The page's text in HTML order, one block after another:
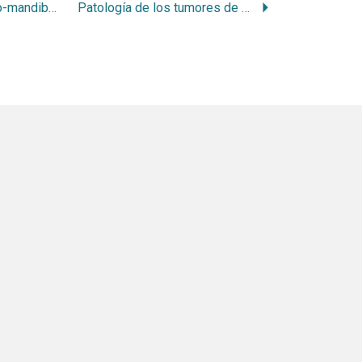
Articulación temporo-mandibular humana Patología de los tumores de los maxilares